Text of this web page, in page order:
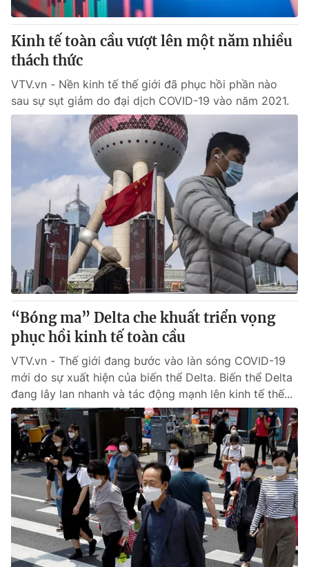
Tư vấn
Chuyên mục khác
Emagazine
Photo Infographic
Video Shorts video
VTV Money VTV Thể thao
VTV Sức khoẻ Bất động sản
Thị trường 24h Tấm lòng Việt
VTV4 Vươn mình bằng AI
VTV9 VTV8
Liên hệ tòa soạn English
THỜI BÁO VTV
Theo dõi báo trên
Cơ quan chủ quản:Đài Truyền hình Việt Nam
Cơ quan báo chí:Thời báo VTV
Kinh tế toàn cầu vượt lên một năm nhiều
thách thức
VTV.vn - Nền kinh tế thế giới đã phục hồi phần nào
sau sự sụt giảm do đại dịch COVID-19 vào năm 2021.
“Bóng ma” Delta che khuất triển vọng
phục hồi kinh tế toàn cầu
VTV.vn - Thế giới đang bước vào làn sóng COVID-19
mới do sự xuất hiện của biến thể Delta. Biến thể Delta
đang lây lan nhanh và tác động mạnh lên kinh tế thế...